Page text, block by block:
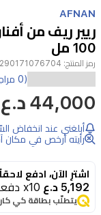
1
1
AFNAN
ريير ريف من
100 مل
رمز المنتج: 68a0615a56a0120057f5233a
ريير
ريف
من
للجنسين
اكستريت
(0 مراجعات)
44,000 د.ع
أبلغني عند انخفاض
رأيته أرخص في مكان
اشترِ الآن، ادفع لاحقاً
5,192 د.ع x10 دفعات
يتطلّب بطاقة كي